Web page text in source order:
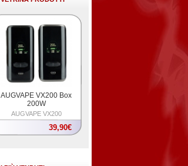
AUGVAPE VX200 Box
200W
AUGVAPE VX200
39,90€